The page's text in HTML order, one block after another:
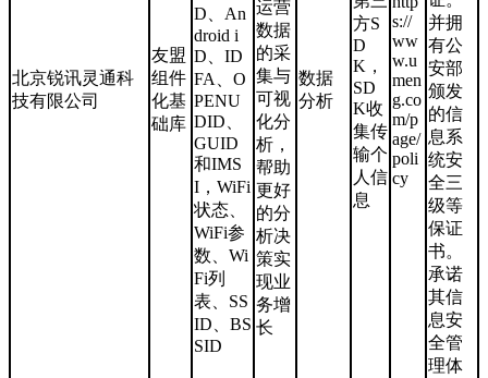
北京锐讯灵通科
技有限公司
友盟
组件
化基
础库
D、An
droid i
D、ID
FA、O
PENU
DID、
GUID
和IMS
I，WiFi
状态、
WiFi参
数、Wi
Fi列
表、SS
ID、BS
SID
运营
数据
的采
集与
可视
化分
析，
帮助
更好
的分
析决
策实
现业
务增
长
数据
分析
方S
D
K，
SD
K收
集传
输个
人信
息
s://
ww
w.u
men
g.co
m/p
age/
poli
cy
并拥
有公
安部
颁发
的信
息系
统安
全三
级等
保证
书。
承诺
其信
息安
全管
理体